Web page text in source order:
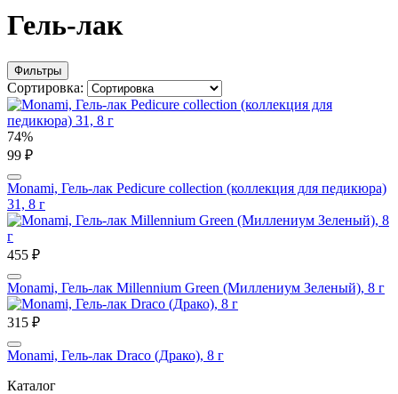
Гель-лак
Фильтры
Сортировка:
74%
99 ₽
Monami, Гель-лак Pedicure collection (коллекция для педикюра)
31, 8 г
455 ₽
Monami, Гель-лак Millennium Green (Миллениум Зеленый), 8 г
315 ₽
Monami, Гель-лак Draco (Драко), 8 г
Каталог